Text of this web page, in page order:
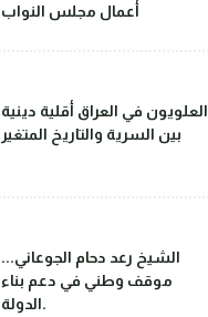
أعمال مجلس النواب
العلويون في العراق أقلية دينية
بين السرية والتاريخ المتغير
الشيخ رعد دحام الجوعاني...
موقف وطني في دعم بناء
الدولة.